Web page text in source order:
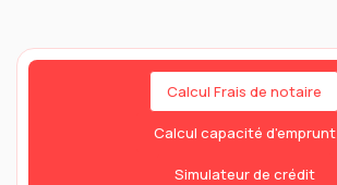
Calcul Frais de notaire
Calcul capacité d'emprunt
Simulateur de crédit